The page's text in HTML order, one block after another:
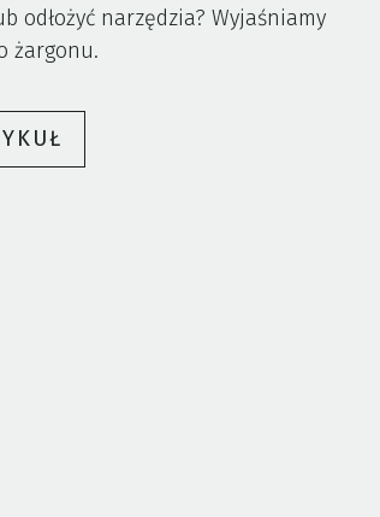
odłożyć narzędzia? Wyjaśniamy
żargonu.
W